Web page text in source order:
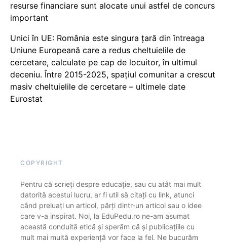
resurse financiare sunt alocate unui astfel de concurs
important
Unici în UE: România este singura țară din întreaga
Uniune Europeană care a redus cheltuielile de
cercetare, calculate pe cap de locuitor, în ultimul
deceniu. Între 2015-2025, spațiul comunitar a crescut
masiv cheltuielile de cercetare – ultimele date
Eurostat
COPYRIGHT
Pentru că scrieți despre educație, sau cu atât mai mult
datorită acestui lucru, ar fi util să citați cu link, atunci
când preluați un articol, părți dintr-un articol sau o idee
care v-a inspirat. Noi, la EduPedu.ro ne-am asumat
această conduită etică și sperăm că și publicațiile cu
mult mai multă experiență vor face la fel. Ne bucurăm